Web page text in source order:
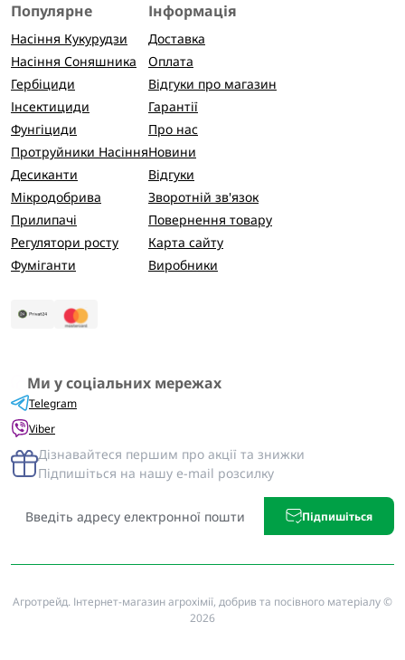
Популярне
Насіння Кукурудзи
Насіння Соняшника
Гербіциди
Інсектициди
Фунгіциди
Протруйники Насіння
Десиканти
Мікродобрива
Прилипачі
Регулятори росту
Фуміганти
Інформація
Доставка
Оплата
Відгуки про магазин
Гарантії
Про нас
Новини
Відгуки
Зворотній зв'язок
Повернення товару
Карта сайту
Виробники
Ми у соціальних мережах
Telegram
Viber
Дізнавайтеся першим про акції та знижки
Підпишіться на нашу e-mail розсилку
Підпишіться
Агротрейд. Інтернет-магазин агрохімії, добрив та посівного матеріалу ©
2026